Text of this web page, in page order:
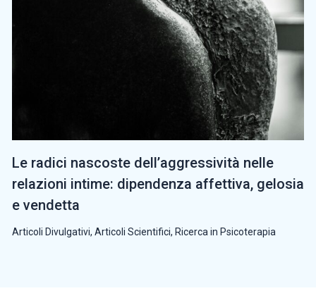
Le radici nascoste dell’aggressività nelle
relazioni intime: dipendenza affettiva, gelosia
e vendetta
Articoli Divulgativi, Articoli Scientifici, Ricerca in Psicoterapia